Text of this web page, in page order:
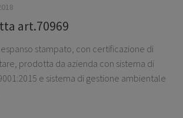
art.70969
stampato, con certificazione di
prodotta da azienda con sistema di
e sistema di gestione ambientale